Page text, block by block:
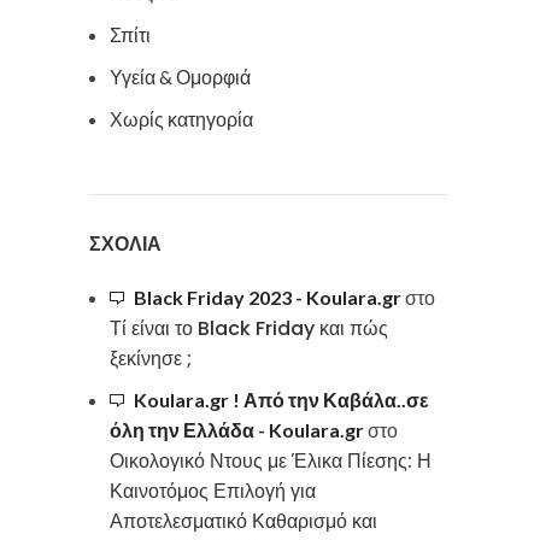
Σπίτι
Υγεία & Ομορφιά
Χωρίς κατηγορία
ΣΧΌΛΙΑ
Black Friday 2023 - Koulara.grστο
Τί είναι το Black Friday και πώς
ξεκίνησε ;
Koulara.gr ! Από την Καβάλα..σε
όλη την Ελλάδα - Koulara.grστο
Οικολογικό Ντους με Έλικα Πίεσης: Η
Καινοτόμος Επιλογή για
Αποτελεσματικό Καθαρισμό και